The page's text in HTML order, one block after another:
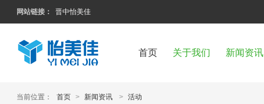
网站链接： 晋中怡美佳
首页 关于我们 新闻资讯
当前位置： 首页 > 新闻资讯 > 活动